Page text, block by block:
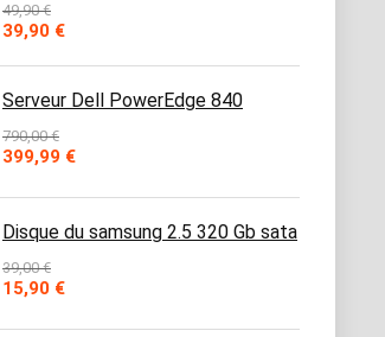
49,90€
Le
initial
était :
49,90 €.
39,90 €Le
actuel
est :
39,90 €.
Serveur Dell PowerEdge 840
790,00€
Le
initial
était :
790,00 €.
399,99 €Le
actuel
399,99 €.
Disque du samsung 2.5 320 Gb sata
39,00€
Le
initial
15,90 €Le
actuel